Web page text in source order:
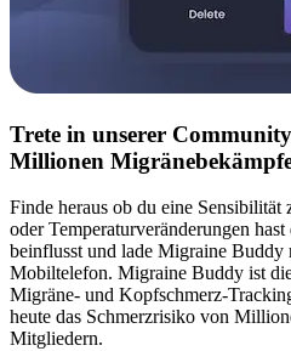
Trete in unserer
Millionen
Finde heraus ob du eine
oder Temperaturveränderungen
beinflusst und lade Migraine Buddy
Mobiltelefon. Migraine Buddy ist
Migräne- und Kopfschmerz-
heute das Schmerzrisiko von
Mitgliedern.